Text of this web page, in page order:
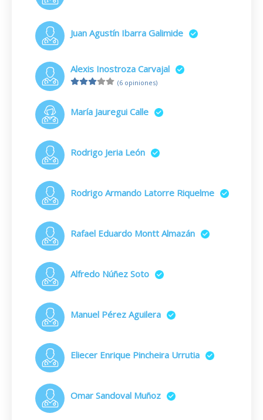
Juan Agustín Ibarra Galimide
Alexis Inostroza Carvajal
(6 opiniones)
María Jauregui Calle
Rodrigo Jeria León
Rodrigo Armando Latorre Riquelme
Rafael Eduardo Montt Almazán
Alfredo Núñez Soto
Manuel Pérez Aguilera
Eliecer Enrique Pincheira Urrutia
Omar Sandoval Muñoz